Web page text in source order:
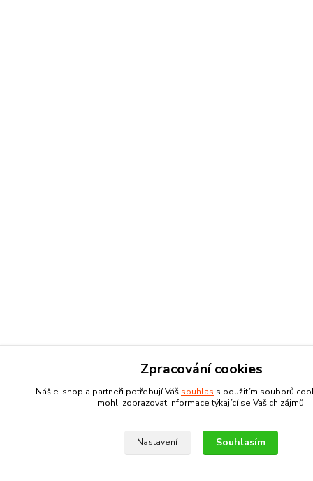
Zpracování cookies
Náš e-shop a partneři potřebují Váš souhlas s použitím souborů
mohli zobrazovat informace týkající se Vašich zájmů.
Nastavení Souhlasím